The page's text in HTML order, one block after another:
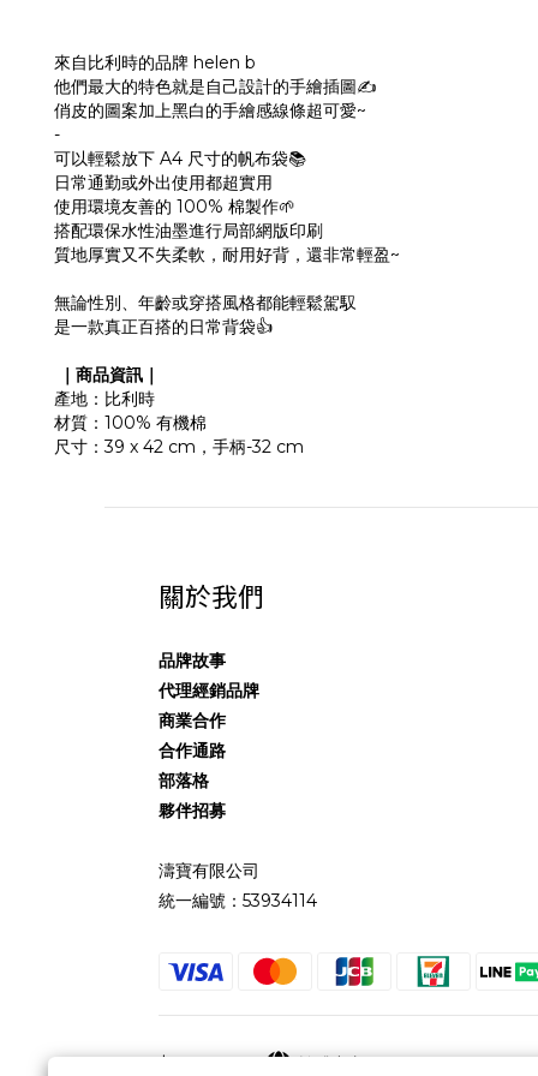
來自比利時的品牌 helen b
他們最大的特色就是自己設計的手繪插圖✍️
俏皮的圖案加上黑白的手繪感線條超可愛~
-
可以輕鬆放下 A4 尺寸的帆布袋📚
日常通勤或外出使用都超實用
使用環境友善的 100% 棉製作🌱
搭配環保水性油墨進行局部網版印刷
質地厚實又不失柔軟，耐用好背，還非常輕盈~
無論性別、年齡或穿搭風格都能輕鬆駕馭
是一款真正百搭的日常背袋👍
｜商品資訊｜
產地：比利時
材質：100% 有機棉
尺寸：39 x 42 cm，手柄-32 cm
關於我們
品牌故事
代理經銷品牌
商業合作
合作通路
部落格
夥伴招募
濤寶有限公司
統一編號：53934114
$ TWD 繁體中文